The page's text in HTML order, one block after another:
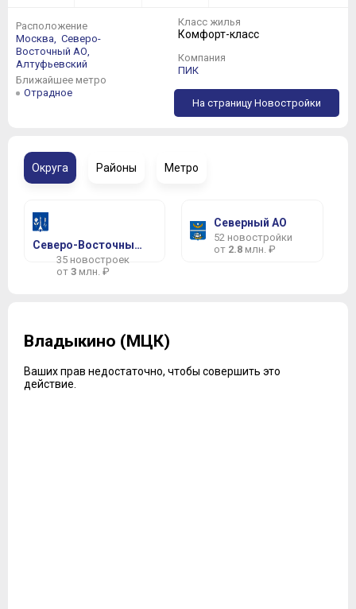
Расположение
Москва, Северо-
Восточный АО,
Алтуфьевский
Ближайшее метро
Отрадное
Класс жилья
Комфорт-класс
Компания
ПИК
На страницу Новостройки
Округа Районы Метро
Северо-Восточный АО
35 новостроек
от 3 млн. ₽
Северный АО
52 новостройки
от 2.8 млн. ₽
Владыкино (МЦК)
Ваших прав недостаточно, чтобы совершить это
действие.